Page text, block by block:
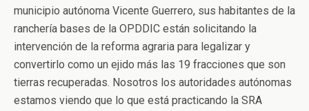
municipio autónoma Vicente Guerrero, sus habitantes de la
ranchería bases de la OPDDIC están solicitando la
intervención de la reforma agraria para legalizar y
convertirlo como un ejido más las 19 fracciones que son
tierras recuperadas. Nosotros los autoridades autónomas
estamos viendo que lo que está practicando la SRA